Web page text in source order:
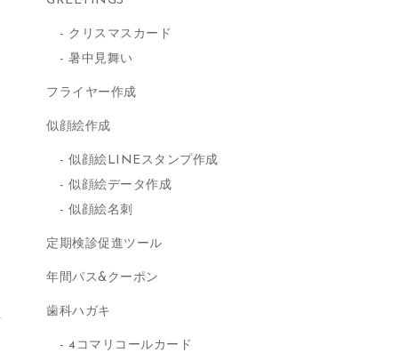
クリスマスカード
暑中見舞い
フライヤー作成
似顔絵作成
似顔絵LINEスタンプ作成
似顔絵データ作成
似顔絵名刺
定期検診促進ツール
年間パス&クーポン
歯科ハガキ
4コマリコールカード